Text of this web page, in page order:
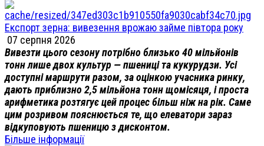
Експорт зерна: вивезення врожаю займе півтора року
07 серпня 2026
Вивезти цього сезону потрібно близько 40 мільйонів
тонн лише двох культур — пшениці та кукурудзи. Усі
доступні маршрути разом, за оцінкою учасника ринку,
дають приблизно 2,5 мільйона тонн щомісяця, і проста
арифметика розтягує цей процес більш ніж на рік. Саме
цим розривом пояснюється те, що елеватори зараз
відкуповують пшеницю з дисконтом.
Більше інформації